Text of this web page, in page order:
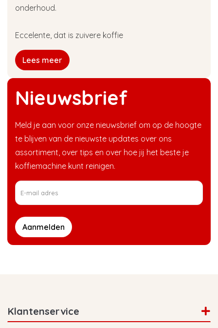
Nieuwsbrief
Meld je aan voor onze nieuwsbrief om op de hoogte
te blijven van de nieuwste updates over ons
assortiment, over tips en over hoe jij het beste je
koffiemachine kunt reinigen.
Aanmelden
onderhoud.
Eccelente, dat is zuivere koffie
Lees meer
Klantenservice